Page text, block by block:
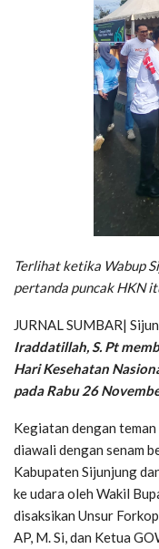
Terlihat ketika Wabup
pertanda puncak HKN
JURNAL SUMBAR|
Iraddatillah, S. Pt
Hari Kesehatan
pada Rabu 26
Kegiatan dengan teman
diawali dengan senam
Kabupaten Sijunjung
ke udara oleh Wakil
disaksikan Unsur
AP, M. Si, dan Ketua